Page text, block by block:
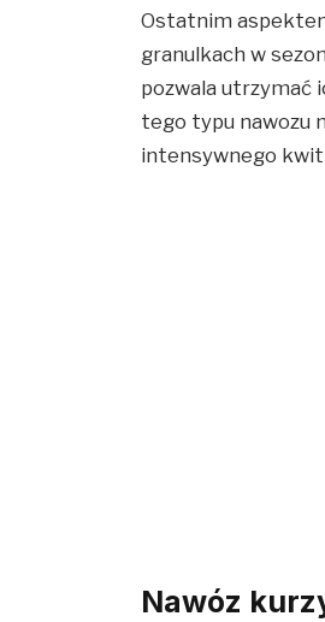
Ostatnim
granulkach w
pozwala utrzymać
tego typu nawozu
intensywnego
Nawóz